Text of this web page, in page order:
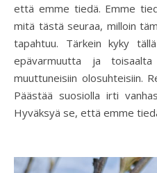
että emme tiedä. Emme
mitä tästä seuraa, milloin
tapahtuu. Tärkein kyky
epävarmuutta ja
muuttuneisiin olosuhteisiin.
Päästää suosiolla irti
Hyväksyä se, että emme